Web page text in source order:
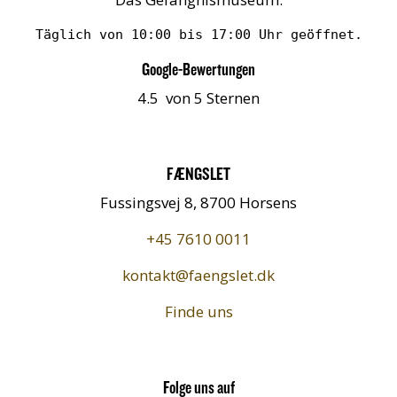
Täglich von 10:00 bis 17:00 Uhr geöffnet.
Google-Bewertungen
4.5 von 5 Sternen
FÆNGSLET
Fussingsvej 8, 8700 Horsens
+45 7610 0011
kontakt@faengslet.dk
Finde uns
Folge uns auf